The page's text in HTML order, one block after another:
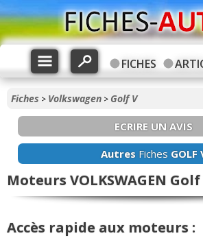
FICHES
Fiches > Volkswagen > Golf V
ECRIRE UN AVIS
AutresFiches GOLF
Moteurs VOLKSWAGEN Golf
Accès rapide aux moteurs :